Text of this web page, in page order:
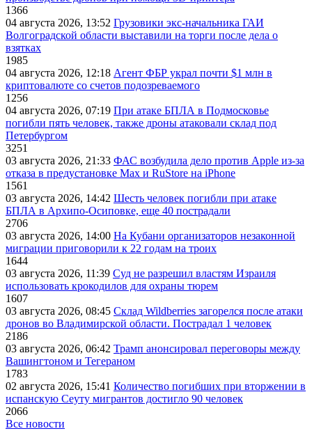
1366
04 августа 2026, 13:52 Грузовики экс-начальника ГАИ
Волгоградской области выставили на торги после дела о
взятках
1985
04 августа 2026, 12:18 Агент ФБР украл почти $1 млн в
криптовалюте со счетов подозреваемого
1256
04 августа 2026, 07:19 При атаке БПЛА в Подмосковье
погибли пять человек, также дроны атаковали склад под
Петербургом
3251
03 августа 2026, 21:33 ФАС возбудила дело против Apple из-за
отказа в предустановке Max и RuStore на iPhone
1561
03 августа 2026, 14:42 Шесть человек погибли при атаке
БПЛА в Архипо-Осиповке, еще 40 пострадали
2706
03 августа 2026, 14:00 На Кубани организаторов незаконной
миграции приговорили к 22 годам на троих
1644
03 августа 2026, 11:39 Суд не разрешил властям Израиля
использовать крокодилов для охраны тюрем
1607
03 августа 2026, 08:45 Склад Wildberries загорелся после атаки
дронов во Владимирской области. Пострадал 1 человек
2186
03 августа 2026, 06:42 Трамп анонсировал переговоры между
Вашингтоном и Тегераном
1783
02 августа 2026, 15:41 Количество погибших при вторжении в
испанскую Сеуту мигрантов достигло 90 человек
2066
Все новости